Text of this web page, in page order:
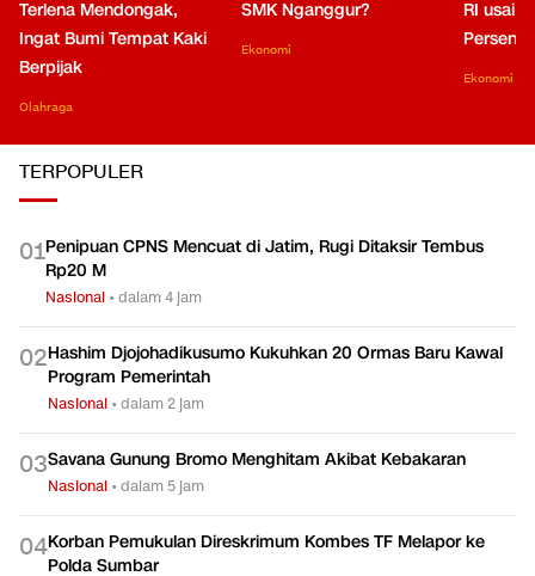
Terlena Mendongak,
Ingat Bumi Tempat Kaki
Berpijak
Olahraga
SMK Nganggur?
Ekonomi
RI usai
Persen
Ekonomi
TERPOPULER
01Penipuan CPNS Mencuat di Jatim, Rugi Ditaksir Tembus
Rp20 M
Nasional •dalam 4 jam
02Hashim Djojohadikusumo Kukuhkan 20 Ormas Baru Kawal
Program Pemerintah
Nasional •dalam 2 jam
03Savana Gunung Bromo Menghitam Akibat Kebakaran
Nasional •dalam 5 jam
04Korban Pemukulan Direskrimum Kombes TF Melapor ke
Polda Sumbar